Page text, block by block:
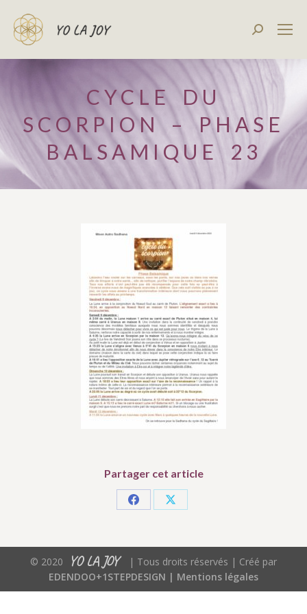
CYCLE DU
SCORPION – PHASE
BALSAMIQUE 23
Partager cet article
Partager
Facebook
Partager
X
© 2020
YO LA JOY
| Tous droits réservés | Créé par
EDENDOO+1STEPDESIGN | Mentions légales